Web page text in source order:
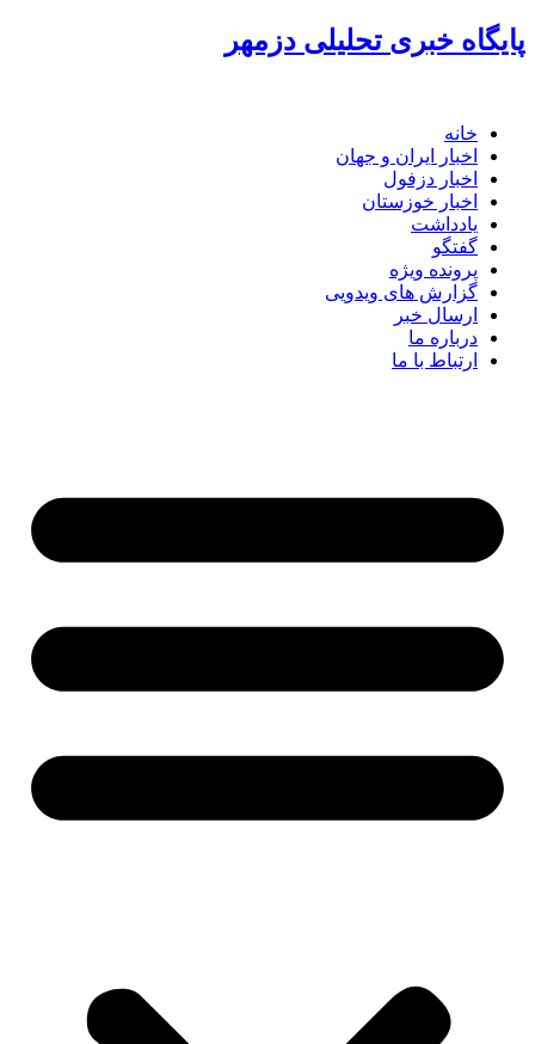
خبری تحلیلی دزمهر
خانه
اخبار ایران و جهان
اخبار دزفول
اخبار خوزستان
یادداشت
گفتگو
پرونده ویژه
گزارش های ویدویی
ارسال خبر
درباره ما
ارتباط با ما